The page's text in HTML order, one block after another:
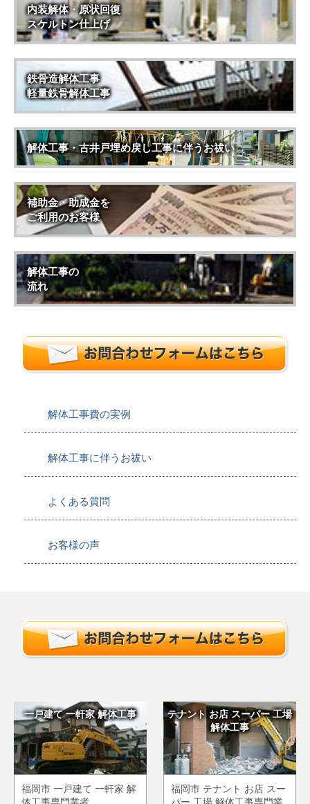
内装解体・原状回復
スケルトン仕上げ
鉄骨造解体工事
軽量鉄骨解体工事
解体工事・古井戸埋め戻し工事に伴うお祓い
補助金・助成金を
ご利用のお客様
解体工事の
流れ
解体工事費の実例
解体工事に伴うお祓い
よくある質問
お客様の声
一戸建て 一軒家 解体工事
福岡市 一戸建て 一軒家 解
体工事専門業者
テナント お店 スーパー 工場
解体工事
福岡市 テナント お店 スー
パー 工場 解体工事専門業